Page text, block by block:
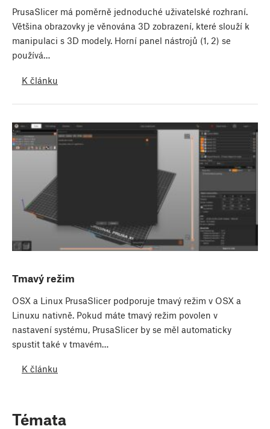
PrusaSlicer má poměrně jednoduché uživatelské rozhraní.
Většina obrazovky je věnována 3D zobrazení, které slouží k
manipulaci s 3D modely. Horní panel nástrojů (1, 2) se
používá…
K článku
Tmavý režim
OSX a Linux PrusaSlicer podporuje tmavý režim v OSX a
Linuxu nativně. Pokud máte tmavý režim povolen v
nastavení systému, PrusaSlicer by se měl automaticky
spustit také v tmavém…
K článku
Témata